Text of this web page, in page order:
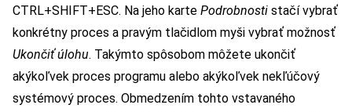
CTRL+SHIFT+ESC. Na jeho karte Podrobnosti stačí vybrať
konkrétny proces a pravým tlačidlom myši vybrať možnosť
Ukončiť úlohu. Takýmto spôsobom môžete ukončiť
akýkoľvek proces programu alebo akýkoľvek nekľúčový
systémový proces. Obmedzením tohto vstavaného